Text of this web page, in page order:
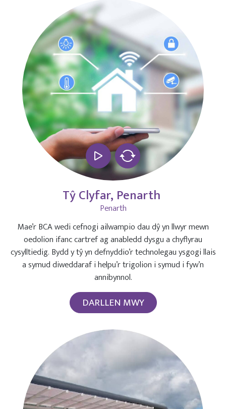
Tŷ Clyfar, Penarth
Penarth
Mae’r BCA wedi cefnogi ailwampio dau dŷ yn llwyr mewn
oedolion ifanc cartref ag anabledd dysgu a chyflyrau
cysylltiedig. Bydd y tŷ yn defnyddio’r technolegau ysgogi llais
a symud diweddaraf i helpu’r trigolion i symud i fyw’n
annibynnol.
DARLLEN MWY